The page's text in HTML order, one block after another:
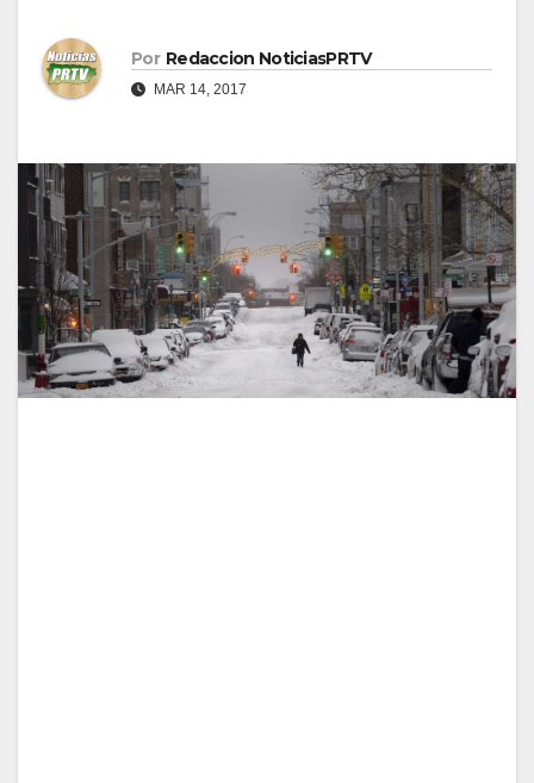
Por Redaccion NoticiasPRTV
MAR 14, 2017